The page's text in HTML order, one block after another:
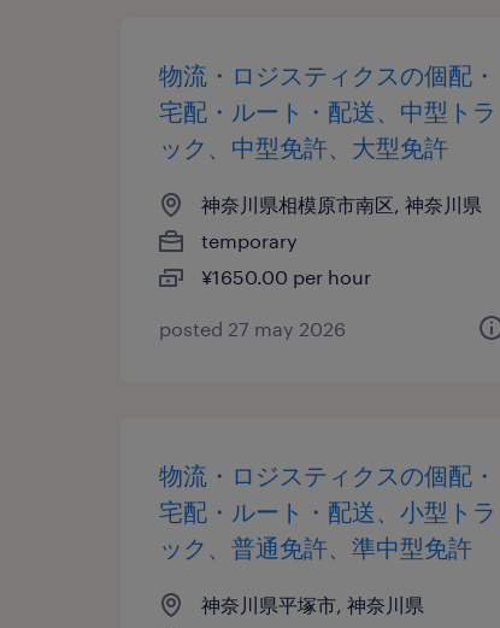
物流・ロジスティクスの個配・
宅配・ルート・配送、中型トラ
ック、中型免許、大型免許
神奈川県相模原市南区, 神奈川県
temporary
¥1650.00 per hour
posted 27 may 2026
物流・ロジスティクスの個配・
宅配・ルート・配送、小型トラ
ック、普通免許、準中型免許
神奈川県平塚市, 神奈川県